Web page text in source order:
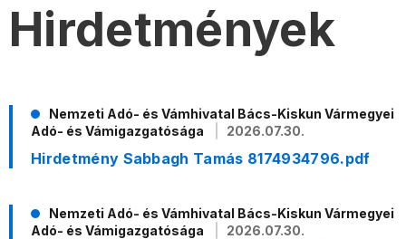
Hirdetmények
Nemzeti Adó- és Vámhivatal Bács-Kiskun Vármegyei
Adó- és Vámigazgatósága
2026.07.30.
Hirdetmény Sabbagh Tamás 8174934796.pdf
Nemzeti Adó- és Vámhivatal Bács-Kiskun Vármegyei
Adó- és Vámigazgatósága
2026.07.30.